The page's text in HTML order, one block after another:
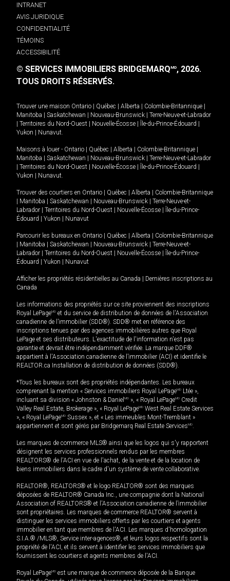
INTRANET
AVIS JURIDIQUE
CONFIDENTIALITÉ
TÉMOINS
ACCESSIBILITÉ
© SERVICES IMMOBILIERS BRIDGEMARQMD, 2026.
TOUS DROITS RÉSERVÉS.
Trouver une maison Ontario Québec Alberta Colombie-Britannique
Manitoba
Saskatchewan Nouveau-Brunswick
Terre-Neuve-et-Labrador
Territoires du Nord-Ouest Nouvelle-Écosse Île-du-Prince-Édouard
Yukon
Nunavut.
Maisons à louer - Ontario Québec Alberta Colombie-Britannique
Manitoba
Saskatchewan Nouveau-Brunswick
Terre-Neuve-et-Labrador
Territoires du Nord-Ouest Nouvelle-Écosse Île-du-Prince-Édouard
Yukon
Nunavut.
Trouver des courtiers en Ontario Québec Alberta
Colombie-Britannique
Manitoba Saskatchewan Nouveau-Brunswick
Terre-Neuve-et-
Labrador
Territoires du Nord-Ouest Nouvelle-Écosse
Île-du-Prince-
Édouard
Yukon Nunavut
Parcourir les bureaux en Ontario Québec Alberta
Colombie-Britannique
Manitoba Saskatchewan Nouveau-Brunswick
Terre-Neuve-et-
Labrador
Territoires du Nord-Ouest Nouvelle-Écosse
Île-du-Prince-
Édouard
Yukon Nunavut
Afficher les propriétés résidentielles au Canada
Dernières inscriptions au
Canada
Les informations des propriétés sur ce site proviennent des inscriptions
Royal LePageMD et du service de distribution de données de l'Association
canadienne de l’immobilier (SDD®). SDD® met en référence des
inscriptions tenues par des agences immobilières autres que Royal
LePage et ses distributeurs. L'exactitude de l'information n'est pas
garantie et devrait être indépendamment vérifiée. La marque DDF®
appartient à l'Association canadienne de l’immobilier (ACI) et identifie le
REALTOR.ca Installation de distribution de données (SDD®).
*Tous les bureaux sont des propriétés indépendantes. Les bureaux
comprenant la mention « Services immobiliers Royal LePageMD Ltée »,
incluant sa division « Johnston & Daniel MD », « Royal LePageMD Credit
Valley Real Estate, Brokerage », « Royal LePageMD West Real Estate Services
», « Royal LePageMD Sussex », et « Les immeubles Mont-Tremblant »
appartiennent et sont gérés par Bridgemarq Real Estate ServicesMD.
Les marques de commerce MLS® ainsi que les logos qui s'y rapportent
désignent les services professionnels rendus par les membres
REALTORS® de l'ACI en vue de l'achat, de la vente et de la location de
biens immobiliers dans le cadre d'un système de vente collaborative.
REALTOR®, REALTORS® et le logo REALTOR® sont des marques
déposées de REALTOR® Canada Inc., une compagnie dont la National
Association of REALTORS® et l'Association canadienne de l’immobilier
sont propriétaires. Les marques de commerce REALTOR® servent à
distinguer les services immobiliers offerts par les courtiers et agents
immobilier en tant que membres de l'ACI. Les marques d'homologation
S.I.A.® /MLS®, Service inter-agences®, et leurs logos respectifs sont la
propriété de l'ACI, et ils servent à identifier les services immobiliers que
fournissent les courtiers et agents membres de l'ACI.
Royal LePageMD est une marque de commerce déposée de la Banque